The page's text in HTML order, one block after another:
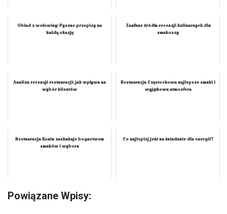
Obiad z wołowiny: Pyszne przepisy na
każdą okazję
Zaufane źródła recenzji kulinarnych dla
smakoszy
Analiza recenzji restauracji: jak wpływa na
wybór klientów
Restauracja Częstochowa najlepsze smaki i
wyjątkowa atmosfera
Restauracja Konin zaskakuje bogactwem
smaków i wyboru
Co najlepiej jeść na śniadanie dla energii?
Powiązane Wpisy: